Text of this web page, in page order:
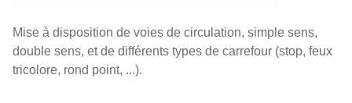
Mise à disposition de voies de circulation, simple sens,
double sens, et de différents types de carrefour (stop, feux
tricolore, rond point, ...).